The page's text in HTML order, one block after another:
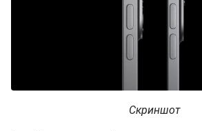
Скриншот